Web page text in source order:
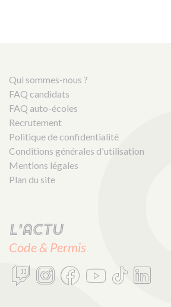
Qui sommes-nous ?
FAQ candidats
FAQ auto-écoles
Recrutement
Politique de confidentialité
Conditions générales d'utilisation
Mentions légales
Plan du site
L'actu
Code & Permis